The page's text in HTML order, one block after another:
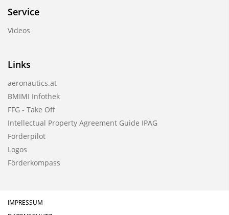
Service
Videos
Links
aeronautics.at
BMIMI Infothek
FFG - Take Off
Intellectual Property Agreement Guide IPAG
Förderpilot
Logos
Förderkompass
IMPRESSUM